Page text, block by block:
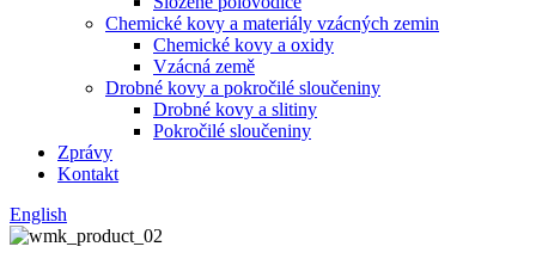
Chemické kovy a materiály vzácných zemin
Chemické kovy a oxidy
Vzácná země
Drobné kovy a pokročilé sloučeniny
Drobné kovy a slitiny
Pokročilé sloučeniny
Zprávy
Kontakt
English